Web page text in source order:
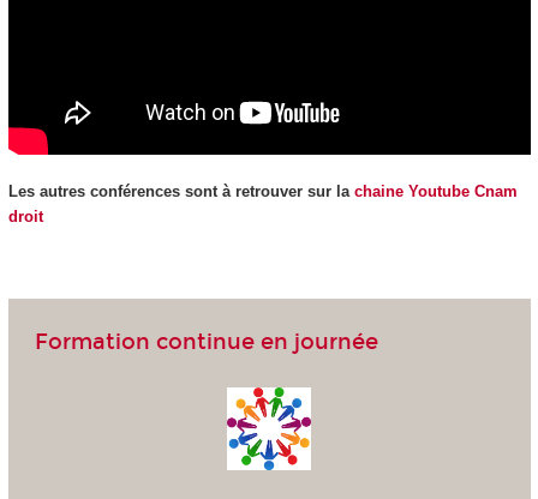
Les autres conférences sont à retrouver sur la chaine Youtube Cnam
droit
Formation continue en journée